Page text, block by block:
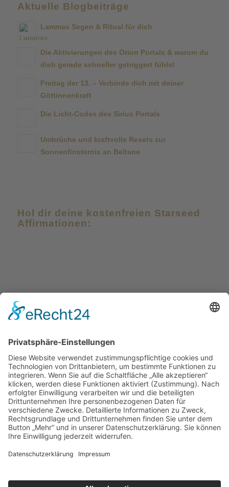
Aktuelle Blogbeiträge
Lammas Segen & Ritual für dich
Die Aktivierungen des Orion Portals & warum du
dich gerade schneller getriggert fühlst
Freitag der 13. – Verbinde dich mit deiner
Göttinnenkraft
Die Licht-Codes des Sirius Portals
Umbrüche und kraftvolle Resets zur
Sonnenfinsternis an Beltane
Hol dir deine kostenfreien Starseed
Affirmationen:
Seiten
About
Meine Angebote
Zum Blog
Kontakt
Newsletter
SACRED SPACE LOGIN